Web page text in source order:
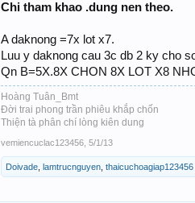
Chi tham khao .dung nen theo.
A daknong =7x lot x7.
Luu y daknong cau 3c db 2 ky cho
Qn B=5X.8X CHON 8X LOT X8
Hoàng Tuân_Bmt
Đời trai phong trần phiêu khắp chốn
Thiện tà phân chí lòng kiên dung
vemiencuclac123456 5/1/13
Doivade lamtrucnguyen thaicuchoagiap123456